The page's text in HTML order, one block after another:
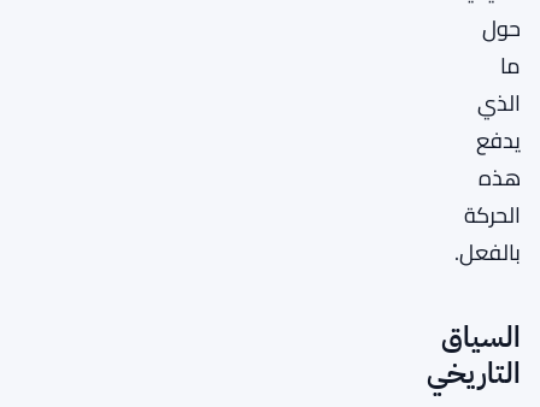
حول
ما
الذي
يدفع
هذه
الحركة
بالفعل.
السياق
التاريخي